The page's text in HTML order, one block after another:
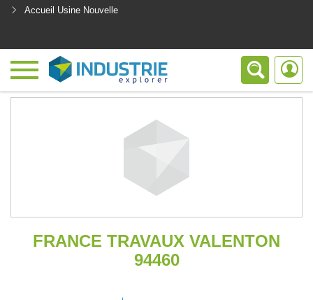
Accueil Usine Nouvelle
FRANCE TRAVAUX VALENTON
94460